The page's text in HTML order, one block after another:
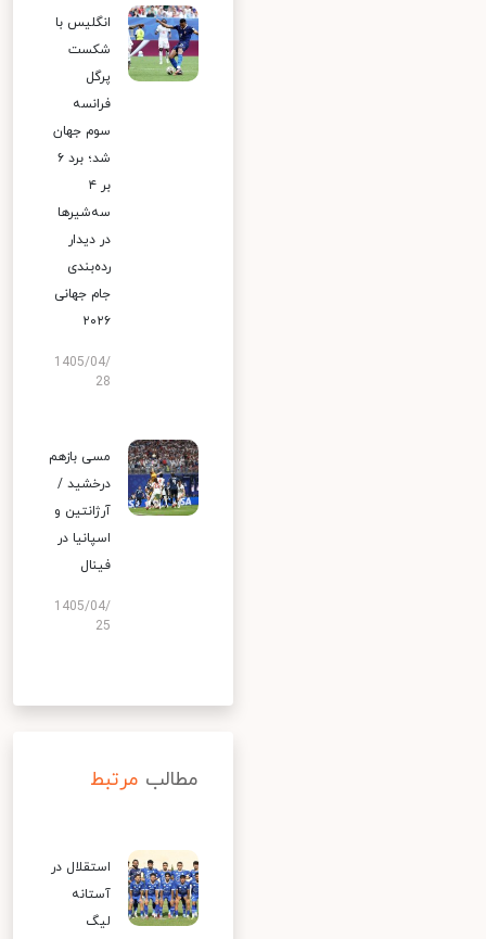
انگلیس با
شکست
پرگل
فرانسه
سوم جهان
شد؛ برد ۶
بر ۴
سه‌شیرها
در دیدار
رده‌بندی
جام جهانی
۲۰۲۶
1405/04/
28
مسی بازهم
درخشید /
آرژانتین و
اسپانیا در
فینال
1405/04/
25
مطالب مرتبط
استقلال در
آستانه
لیگ